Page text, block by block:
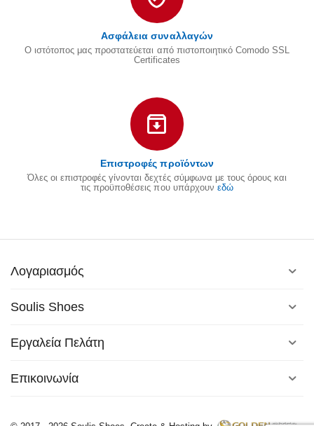
Ασφάλεια συναλλαγών
Ο ιστότοπος μας προστατεύεται από πιστοποιητικό Comodo SSL
Certificates
Επιστροφές προϊόντων
Όλες οι επιστροφές γίνονται δεχτές σύμφωνα με τους όρους και
τις προϋποθέσεις που υπάρχουν εδώ
Λογαριασμός
Soulis Shoes
Εργαλεία Πελάτη
Επικοινωνία